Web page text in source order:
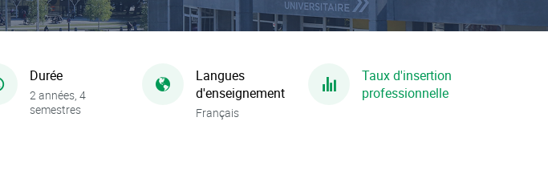
Durée
2 années, 4
semestres
Langues
d'enseignement
Français
Taux d'insertion
professionnelle